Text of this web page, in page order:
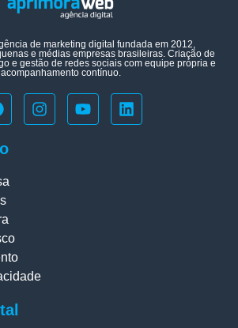
de marketing digital fundada em 2012,
e médias empresas brasileiras. Criação de
e gestão de redes sociais com equipe própria e
acompanhamento contínuo.